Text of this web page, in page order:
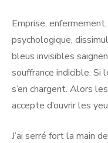
Emprise,
psychologique,
bleus invisibles
souffrance indicible. Si
s’en chargent. Alors
accepte d’ouvrir les
J’ai serré fort la main